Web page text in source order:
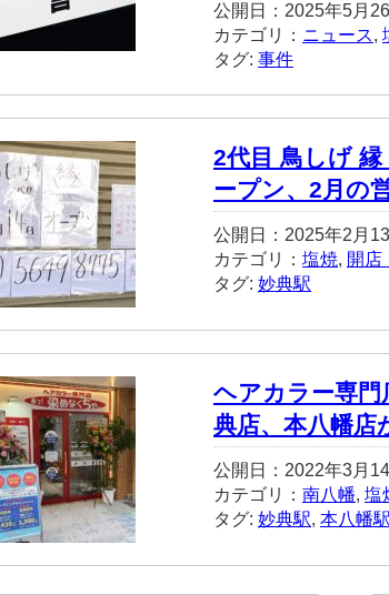
公開日：2025年5月
カテゴリ： ニュース,
タグ: 事件
2代目 鳥しげ
ープン、2月の
公開日：2025年2月
カテゴリ： 塩焼, 開店
タグ: 妙典駅
ヘアカラー専
典店、本八幡店
公開日：2022年3月
カテゴリ： 南八幡, 塩
タグ: 妙典駅, 本八幡駅